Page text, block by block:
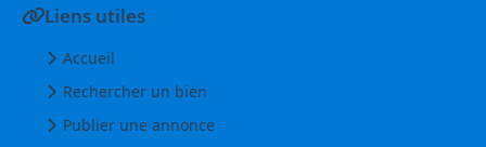
Liens utiles
Accueil
Rechercher un bien
Publier une annonce